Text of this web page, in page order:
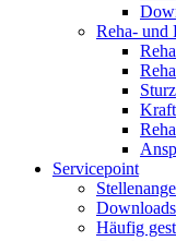
Reha- und
Servicepoint
Downloads
Häufig